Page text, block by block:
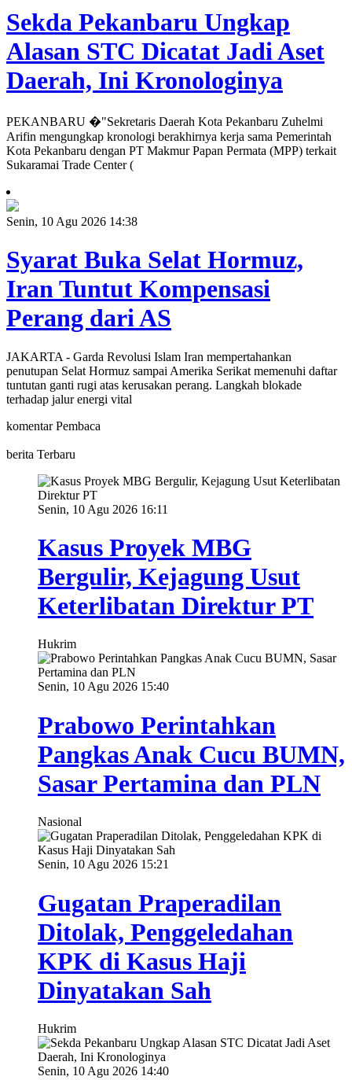
Sekda Pekanbaru Ungkap
Alasan STC Dicatat Jadi Aset
Daerah, Ini Kronologinya
PEKANBARU �"Sekretaris Daerah Kota Pekanbaru Zuhelmi
Arifin mengungkap kronologi berakhirnya kerja sama Pemerintah
Kota Pekanbaru dengan PT Makmur Papan Permata (MPP) terkait
Sukaramai Trade Center (
Senin, 10 Agu 2026 14:38
Syarat Buka Selat Hormuz,
Iran Tuntut Kompensasi
Perang dari AS
JAKARTA - Garda Revolusi Islam Iran mempertahankan
penutupan Selat Hormuz sampai Amerika Serikat memenuhi daftar
tuntutan ganti rugi atas kerusakan perang. Langkah blokade
terhadap jalur energi vital
komentar Pembaca
berita Terbaru
Senin, 10 Agu 2026 16:11
Kasus Proyek MBG
Bergulir, Kejagung Usut
Keterlibatan Direktur PT
Hukrim
Senin, 10 Agu 2026 15:40
Prabowo Perintahkan
Pangkas Anak Cucu BUMN,
Sasar Pertamina dan PLN
Nasional
Senin, 10 Agu 2026 15:21
Gugatan Praperadilan
Ditolak, Penggeledahan
KPK di Kasus Haji
Dinyatakan Sah
Hukrim
Senin, 10 Agu 2026 14:40